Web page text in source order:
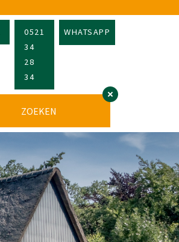
0521
34
28
34
WHATSAPP
ZOEKEN